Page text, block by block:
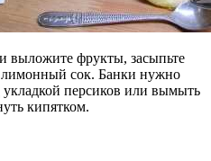
выложите фрукты, засыпьте
лимонный сок. Банки нужно
укладкой персиков или вымыть
кипятком.